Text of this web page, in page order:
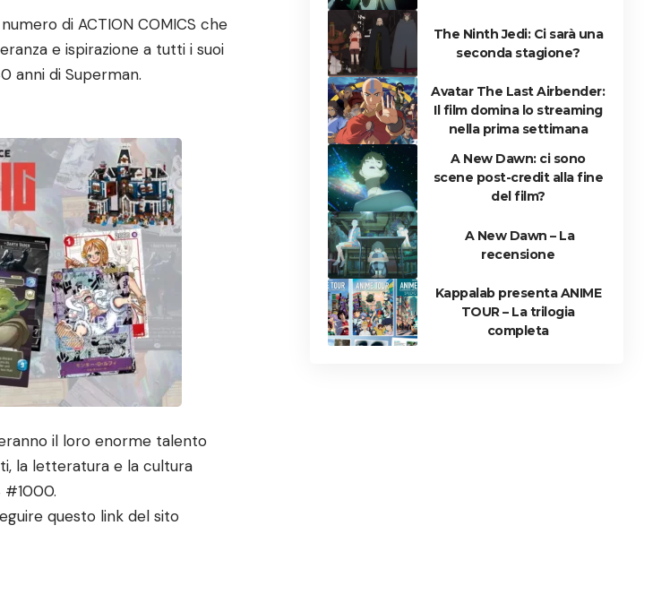
di ACTION COMICS che
e ispirazione a tutti i suoi
anni di Superman.
il loro enorme talento
la letteratura e la cultura
#1000.
questo link del sito
The Ninth Jedi: Ci sarà una
seconda stagione?
Avatar The Last Airbender:
Il film domina lo streaming
nella prima settimana
A New Dawn: ci sono
scene post-credit alla fine
del film?
A New Dawn – La
recensione
Kappalab presenta ANIME
TOUR – La trilogia
completa